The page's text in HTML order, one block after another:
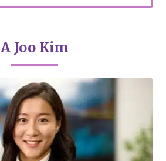
A Joo Kim